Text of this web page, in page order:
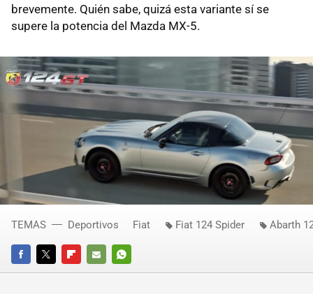
brevemente. Quién sabe, quizá esta variante sí se
supere la potencia del Mazda MX-5.
FACEBOOKTWITTERFLIPBOARD
E-
WHATSAPP
TEMAS Deportivos Fiat Fiat 124 Spider Abarth